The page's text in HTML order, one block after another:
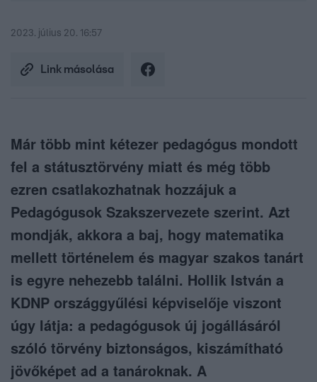
2023. július 20. 16:57
Link másolása
Már több mint kétezer pedagógus mondott
fel a státusztörvény miatt és még több
ezren csatlakozhatnak hozzájuk a
Pedagógusok Szakszervezete szerint. Azt
mondják, akkora a baj, hogy matematika
mellett történelem és magyar szakos tanárt
is egyre nehezebb találni. Hollik István a
KDNP országgyűlési képviselője viszont
úgy látja: a pedagógusok új jogállásáról
szóló törvény biztonságos, kiszámítható
jövőképet ad a tanároknak. A